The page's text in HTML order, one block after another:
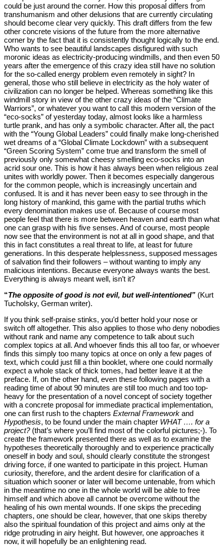
could be just around the corner. How this proposal differs from
transhumanism and other delusions that are currently circulating
should become clear very quickly. This draft differs from the few
other concrete visions of the future from the more alternative
corner by the fact that it is consistently thought logically to the end.
Who wants to see beautiful landscapes disfigured with such
moronic ideas as electricity-producing windmills, and then even 50
years after the emergence of this crazy idea still have no solution
for the so-called energy problem even remotely in sight? In
general, those who still believe in electricity as the holy water of
civilization can no longer be helped. Whereas something like this
windmill story in view of the other crazy ideas of the “Climate
Warriors”, or whatever you want to call this modern version of the
“eco-socks” of yesterday today, almost looks like a harmless
turtle prank, and has only a symbolic character. After all, the pact
with the “Young Global Leaders” could finally make long-cherished
wet dreams of a “Global Climate Lockdown” with a subsequent
“Green Scoring System” come true and transform the smell of
previously only somewhat cheesy smelling eco-socks into an
acrid sour one. This is how it has always been when religious zeal
unites with worldly power. Then it becomes especially dangerous
for the common people, which is increasingly uncertain and
confused. It is and it has never been easy to see through in the
long history of mankind, this game with the partial truths which
every denomination makes use of. Because of course most
people feel that there is more between heaven and earth than what
one can grasp with his five senses. And of course, most people
now see that the environment is not at all in good shape, and that
this in fact constitutes a real threat to life, at least for future
generations. In this desperate helplessness, supposed messages
of salvation find their followers – without wanting to imply any
malicious intentions. Because everyone always wants the best.
Everything is always meant well, isn’t it?
“The opposite of good is not evil, but well-intentioned” (Kurt
Tucholsky, German writer).
If you think self-praise stinks, you’d better hold your nose or
switch off altogether. This also applies to those who deny nobodies
without rank and name any competence to talk about such
complex topics at all. And whoever finds this all too far, or whoever
finds this simply too many topics at once on only a few pages of
text, which could just fill a thin booklet, where one could normally
expect a whole stack of thick tomes, had better leave it at the
preface. If, on the other hand, even these following pages with a
reading time of about 90 minutes are still too much and too top-
heavy for the presentation of a novel concept of society together
with a concrete proposal for immediate practical implementation,
one can first rush to the chapters External Framework and
Hypothesis, to be found under the main chapter WHAT …. for a
project? (that’s where you’ll find most of the colorful pictures;-). To
create the framework presented there as well as to examine the
hypotheses theoretically thoroughly and to experience practically
oneself in body and soul, should clearly constitute the strongest
driving force, if one wanted to participate in this project. Human
curiosity, therefore, and the ardent desire for clarification of a
situation which sooner or later will become untenable, from which
in the meantime no one in the whole world will be able to free
himself and which above all cannot be overcome without the
healing of his own mental wounds. If one skips the preceding
chapters, one should be clear, however, that one skips thereby
also the spiritual foundation of this project and aims only at the
ridge protruding in airy height. But however, one approaches it
now, it will hopefully be an enlightening read.